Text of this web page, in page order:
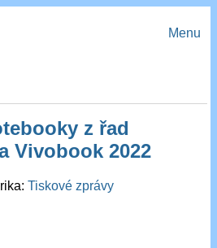
Menu
z řad
Vivobook 2022
Tiskové zprávy